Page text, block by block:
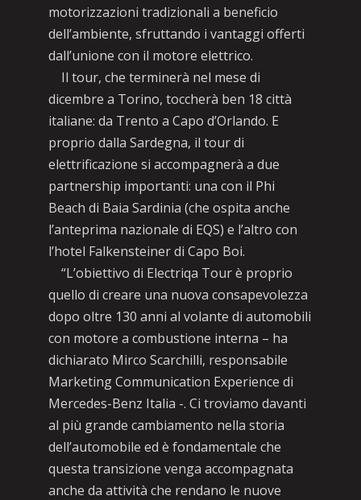
motorizzazioni tradizionali a beneficio
dell’ambiente, sfruttando i vantaggi offerti
dall’unione con il motore elettrico.
Il tour, che terminerà nel mese di
dicembre a Torino, toccherà ben 18 città
italiane: da Trento a Capo d’Orlando. E
proprio dalla Sardegna, il tour di
elettrificazione si accompagnerà a due
partnership importanti: una con il Phi
Beach di Baia Sardinia (che ospita anche
l’anteprima nazionale di EQS) e l’altro con
l’hotel Falkensteiner di Capo Boi.
“L’obiettivo di Electriqa Tour è proprio
quello di creare una nuova consapevolezza
dopo oltre 130 anni al volante di automobili
con motore a combustione interna – ha
dichiarato Mirco Scarchilli, responsabile
Marketing Communication Experience di
Mercedes-Benz Italia -. Ci troviamo davanti
al più grande cambiamento nella storia
dell’automobile ed è fondamentale che
questa transizione venga accompagnata
anche da attività che rendano le nuove